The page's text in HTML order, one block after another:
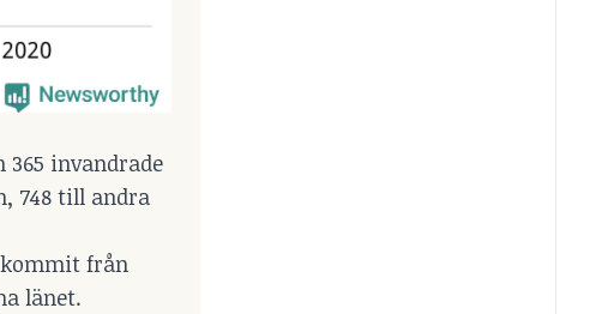
365 invandrade
748 till andra
från
länet.